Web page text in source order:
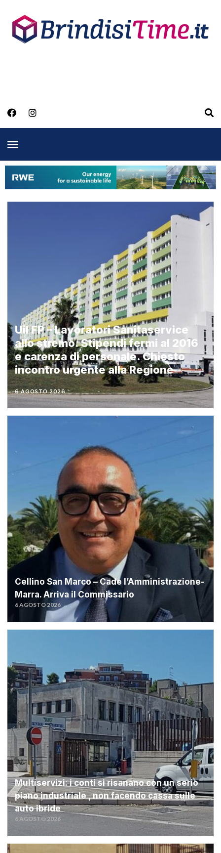
Uil FP – Lavoratori Sanitaservice
allo stremo. Stipendi fermi al 2016
e carenza di personale. Chiesto
incontro urgente alla Regione
6 AGOSTO 2026
Cellino San Marco – Cade l’Amministrazione-
Marra. Arriva il Commissario
6 AGOSTO 2026
Multiservizi: i conti si risanano con un serio
piano industriale , non facendo cassa sulle
auto ibride
6 AGOSTO 2026